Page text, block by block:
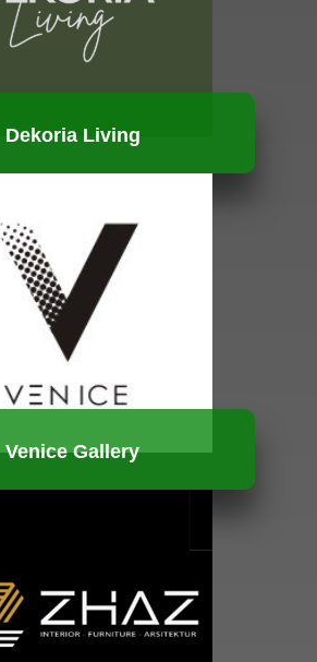
Dekoria Living
HUBUNGI KAMI
Venice Gallery